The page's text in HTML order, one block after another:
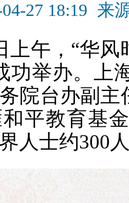
27 18:19 来
午，“华风
功举办。上
院台办副
平教育基
人士约300